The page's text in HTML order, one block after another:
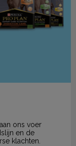
ons voer
en de
klachten.